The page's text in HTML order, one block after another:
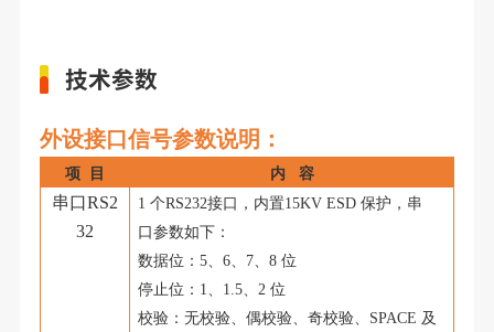
技术参数
外设接口信号参数说明：
项 目 内 容
串口RS2
32
1 个RS232接口，内置15KV ESD 保护，串
口参数如下：
数据位： 5、6、7、8 位
停止位： 1、1.5、2 位
校验：无校验、偶校验、奇校验、 SPACE 及